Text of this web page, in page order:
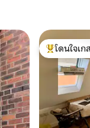
โดนใจเกส
โดนใจเก